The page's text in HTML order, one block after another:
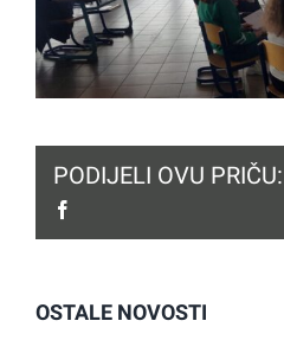
PODIJELI OVU PRIČU:
OSTALE NOVOSTI